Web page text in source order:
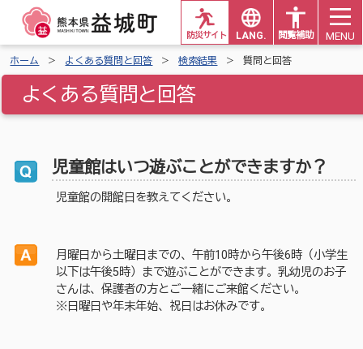
LANG. 閲覧補助
防災サイト MENU
ホーム よくある質問と回答 検索結果 質問と回答
よくある質問と回答
児童館はいつ遊ぶことができますか？
児童館の開館日を教えてください。
月曜日から土曜日までの、午前10時から午後6時（小学生
以下は午後5時）まで遊ぶことができます。乳幼児のお子
さんは、保護者の方とご一緒にご来館ください。
※日曜日や年末年始、祝日はお休みです。